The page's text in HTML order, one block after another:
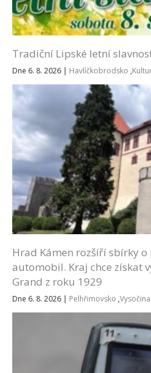
Tradiční Lipské letní
Dne 6. 8. 2026 | Havlíčkobrodsko ,
Hrad Kámen rozšíří sbírky
automobil. Kraj chce získat
Grand z roku 1929
Dne 6. 8. 2026 | Pelhřimovsko ,Vysočina